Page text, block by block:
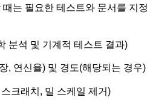
는 필요한 테스트와 문서를 지정
분석 및 기계적 테스트 결과)
, 연신율) 및 경도(해당되는 경우)
크래치, 밀 스케일 제거)